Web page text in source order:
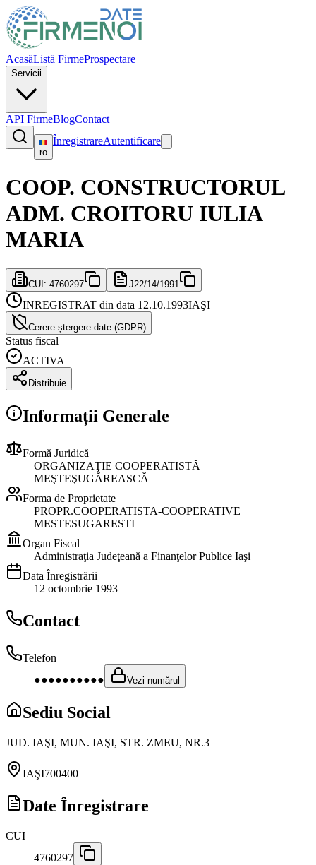
AcasăListă FirmeProspectare
Servicii
API FirmeBlogContact
ro
ÎnregistrareAutentificare
COOP. CONSTRUCTORUL
ADM. CROITORU IULIA
MARIA
CUI: 4760297 J22/14/1991
INREGISTRAT din data 12.10.1993IAŞI
Cerere ștergere date (GDPR)
Status fiscal
ACTIVA
Distribuie
Informații Generale
Formă Juridică
ORGANIZAŢIE COOPERATISTĂ
MEŞTEŞUGĂREASCĂ
Forma de Proprietate
PROPR.COOPERATISTA-COOPERATIVE
MESTESUGARESTI
Organ Fiscal
Administraţia Judeţeană a Finanţelor Publice Iaşi
Data Înregistrării
12 octombrie 1993
Contact
Telefon
●●●●●●●●●●
Vezi numărul
Sediu Social
JUD. IAŞI, MUN. IAŞI, STR. ZMEU, NR.3
IAŞI700400
Date Înregistrare
CUI
4760297